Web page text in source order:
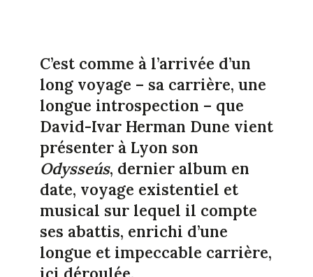
C’est comme à l’arrivée d’un
long voyage – sa carrière, une
longue introspection – que
David-Ivar Herman Dune vient
présenter à Lyon son
Odysseús, dernier album en
date, voyage existentiel et
musical sur lequel il compte
ses abattis, enrichi d’une
longue et impeccable carrière,